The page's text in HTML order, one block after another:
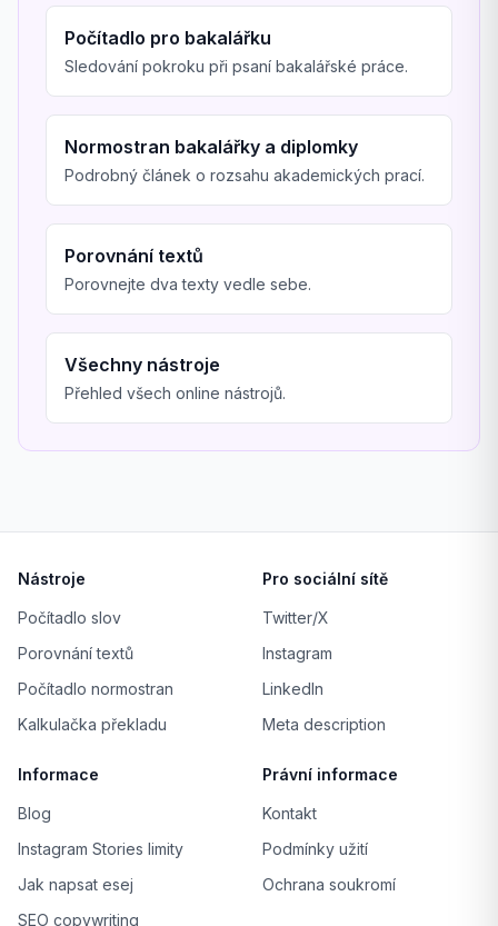
Počítadlo pro bakalářku
Sledování pokroku při psaní bakalářské práce.
Normostran bakalářky a diplomky
Podrobný článek o rozsahu akademických prací.
Porovnání textů
Porovnejte dva texty vedle sebe.
Všechny nástroje
Přehled všech online nástrojů.
Nástroje
Počítadlo slov
Porovnání textů
Počítadlo normostran
Kalkulačka překladu
Pro sociální sítě
Twitter/X
Instagram
LinkedIn
Meta description
Informace
Blog
Instagram Stories limity
Jak napsat esej
SEO copywriting
Právní informace
Kontakt
Podmínky užití
Ochrana soukromí